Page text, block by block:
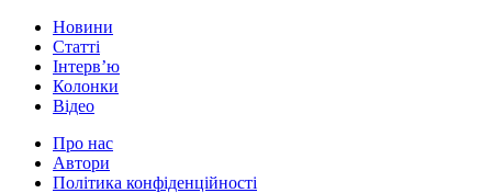
Новини
Статті
Інтерв’ю
Колонки
Відео
Про нас
Автори
Політика конфіденційності